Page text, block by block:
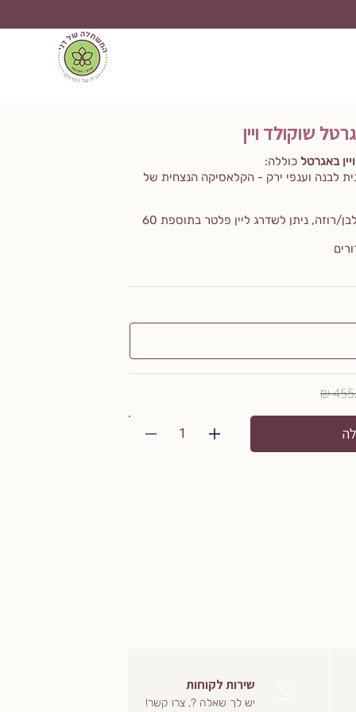
שוקולד ויין
באגרטל כוללה:
לבנה וענפי ירק - הקלאסיקה הנצחית של
בקבוק יין דרך ארץ לבחירה (אדום/לבן/רוזה, ניתן לשדרג ליין פלטר בתוספת 60
1
יש לך שאלה ?, צרו קשר!
שירות לקוחות